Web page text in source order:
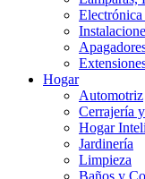
Hogar
Automotriz
Cerrajería
Hogar
Jardinería
Limpieza
Baños y